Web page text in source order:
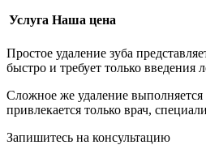
Услуга Наша цена
Простое удаление зуба
быстро и требует только введения
Сложное же удаление
привлекается только врач,
Запишитесь на консультацию